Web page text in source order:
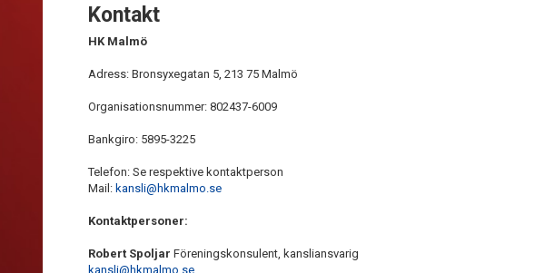
Kontakt
HK Malmö
Adress: Bronsyxegatan 5, 213 75 Malmö
Organisationsnummer: 802437-6009
Bankgiro: 5895-3225
Telefon: Se respektive kontaktperson
Mail: kansli@hkmalmo.se
Kontaktpersoner:
Robert Spoljar Föreningskonsulent, kansliansvarig
kansli@hkmalmo.se